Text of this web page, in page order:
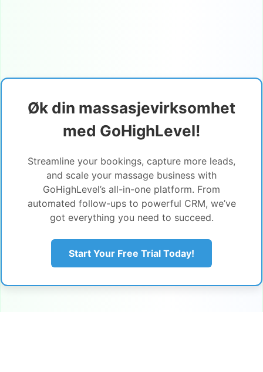
Øk din massasjevirksomhet
med GoHighLevel!
Streamline your bookings, capture more leads,
and scale your massage business with
GoHighLevel’s all-in-one platform. From
automated follow-ups to powerful CRM, we’ve
got everything you need to succeed.
Start Your Free Trial Today!